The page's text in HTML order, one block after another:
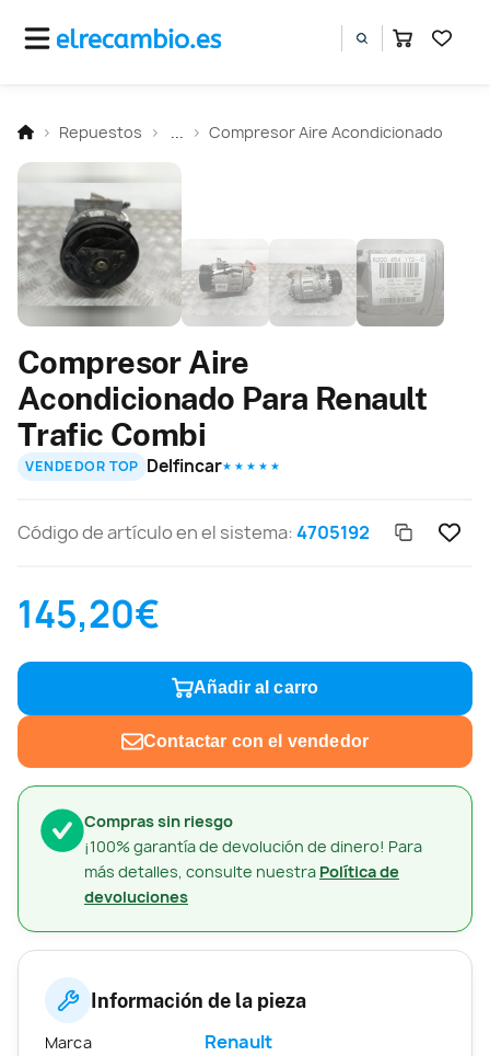
Repuestos Compresor Aire Acondicionado
Compras sin riesgo
¡100% garantía de devolución de dinero! Para
más detalles, consulte nuestra Política de
devoluciones
Compresor Aire
Acondicionado Para Renault
Trafic Combi
VENDEDOR TOP Delfincar★ ★ ★ ★ ★
Código de artículo en el sistema:4705192
145,20€
Añadir al carro
Contactar con el vendedor
Información de la pieza
Marca Renault